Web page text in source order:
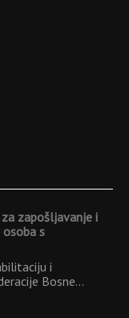
zapošljavanje i
s
i
Bosne…